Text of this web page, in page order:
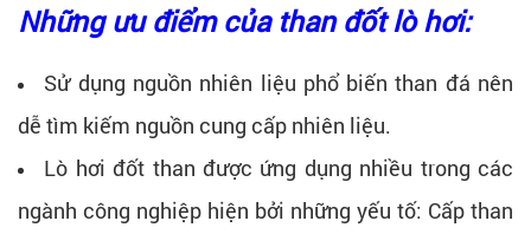
Những ưu điểm của than đốt lò hơi:
Sử dụng nguồn nhiên liệu phổ biến than đá nên
dễ tìm kiếm nguồn cung cấp nhiên liệu.
Lò hơi đốt than được ứng dụng nhiều trong các
ngành công nghiệp hiện bởi những yếu tố: Cấp than